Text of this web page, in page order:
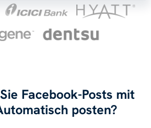
Facebook-Posts mit
posten?